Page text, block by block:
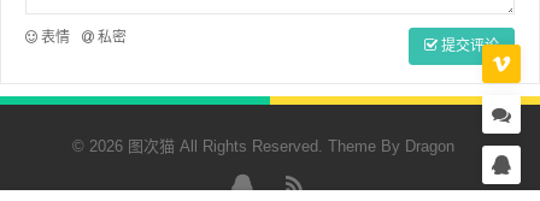
表情 私密 提交评论
© 2026 图次猫 All Rights Reserved. Theme By Dragon